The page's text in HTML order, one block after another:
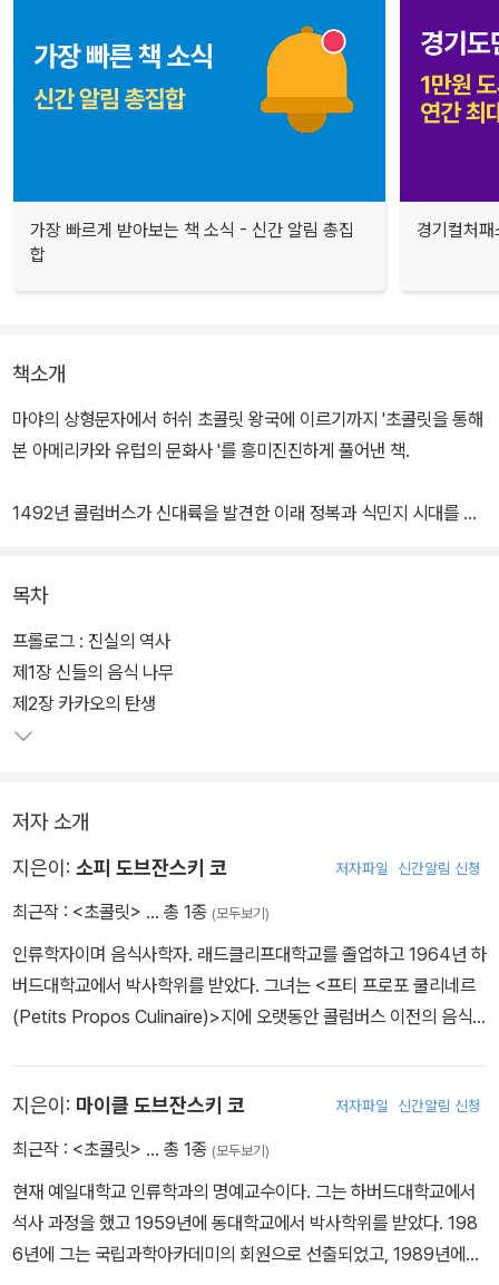
가장 빠르게 받아보는 책 소식 - 신간 알림 총집
합
경기컬처
책소개
마야의 상형문자에서 허쉬 초콜릿 왕국에 이르기까지 '초콜릿을 통해
본 아메리카와 유럽의 문화사 '를 흥미진진하게 풀어낸 책.
1492년 콜럼버스가 신대륙을 발견한 이래 정복과 식민지 시대를 거
이다.
초콜릿의 원주인인 인디오들이 유럽인들에 의한 강제노동과 그들이
가지고 온 질병으로 사라져 가는 동안 초콜릿은 바다 건너 여행하기
시작했다. 이 책의 저자들은 옛 사료들, 정복자들의 증언록, 고고학적
저자들은 이 책에서 아메리카인들이 어떻게 해서 초콜릿에 그렇게도
되고 받아들여졌는지, 그리고 그것이 유럽에 건너가 약물 혹은 음료
로 등장하게 되었는지 등을 살핀다. 또한 19세기에서 20세기에 걸쳐
음료였던 초콜릿이 고형으로 바뀌는 과정과 대량생산을 했던 몇몇 초
콜릿 회사에 관해서도 한 장을 할애하여 언급하고 있다.
목차
프롤로그 : 진실의 역사
제1장 신들의 음식 나무
제2장 카카오의 탄생
저자 소개
지은이: 소피 도브잔스키 코 저자파일 신간알림 신청
최근작 : <초콜릿> … 총 1종 (모두보기)
인류학자이며 음식사학자. 래드클리프대학교를 졸업하고 1964년 하
버드대학교에서 박사학위를 받았다. 그녀는 <프티 프로포 쿨리네르
(Petits Propos Culinaire)>지에 오랫동안 콜럼버스 이전의 음식
merica First Cuisines)>를 출판했는데, 이 책은 세계적인 반향을
불러일으켰다.
지은이: 마이클 도브잔스키 코 저자파일 신간알림 신청
최근작 : <초콜릿> … 총 1종 (모두보기)
현재 예일대학교 인류학과의 명예교수이다. 그는 하버드대학교에서
석사 과정을 했고 1959년에 동대학교에서 박사학위를 받았다. 198
6년에 그는 국립과학아카데미의 회원으로 선출되었고, 1989년에는